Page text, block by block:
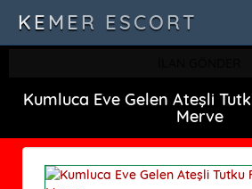
KEMER ESCORT
Kumluca Eve Gelen Ateşli
Merve